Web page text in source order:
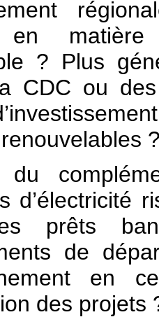
en
? Plus
CDC ou
du
d’électricité
prêts
de
en
des projets